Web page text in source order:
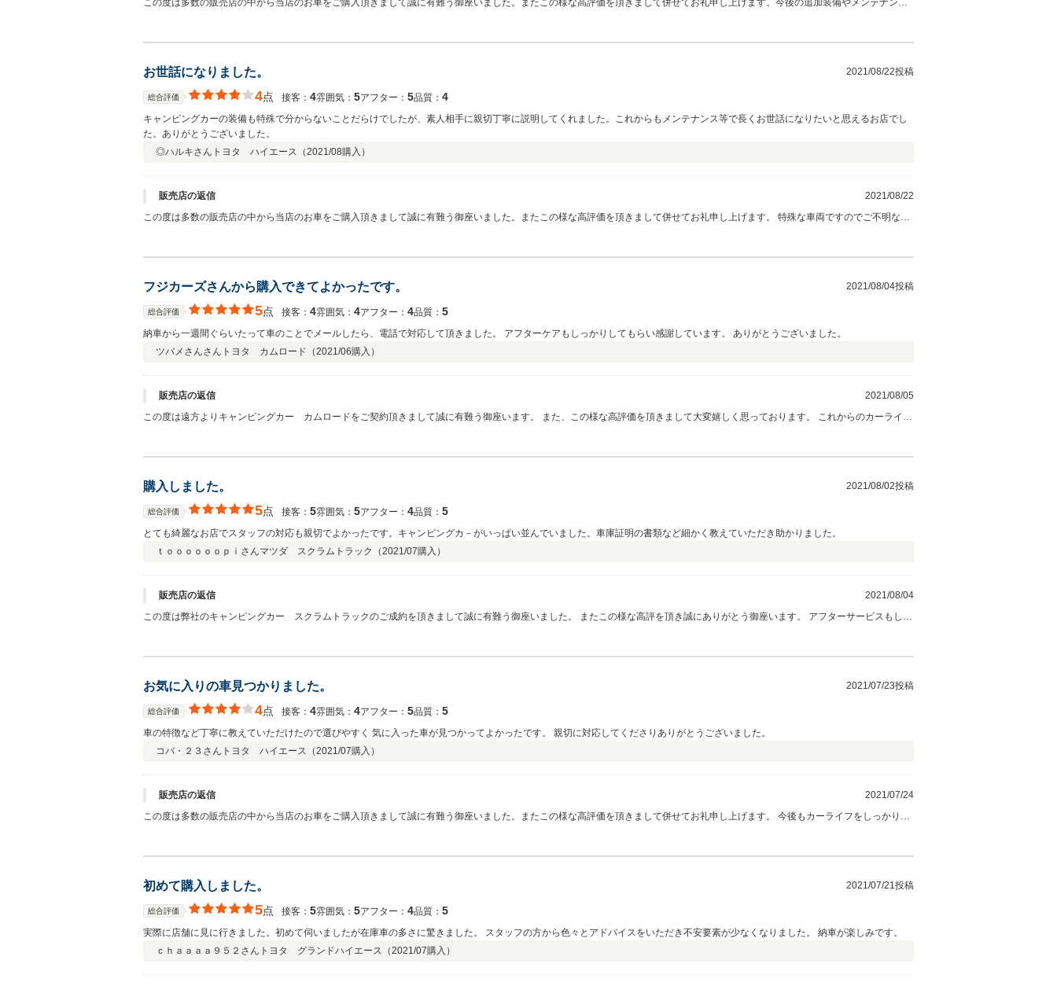
この度は多数の販売店の中から当店のお車をご購入頂きまして誠に有難う御座いました。またこの様な高評価を頂きまして併せてお礼申し上げます。今後の追加装備やメンテナンス
お世話になりました。 2021/08/22投稿
総合評価 4点 接客： 4雰囲気： 5アフター： 5品質： 4
キャンピングカーの装備も特殊で分からないことだらけでしたが、素人相手に親切丁寧に説明してくれました。これからもメンテナンス等で長くお世話になりたいと思えるお店でし
た。ありがとうございました。
◎ハルキさん トヨタ ハイエース（2021/08購入）
販売店の返信
2021/08/22
この度は多数の販売店の中から当店のお車をご購入頂きまして誠に有難う御座いました。またこの様な高評価を頂きまして併せてお礼申し上げます。 特殊な車両ですのでご不明な点
フジカーズさんから購入できてよかったです。 2021/08/04投稿
総合評価 5点 接客： 4雰囲気： 4アフター： 4品質： 5
納車から一週間ぐらいたって車のことでメールしたら、電話で対応して頂きました。 アフターケアもしっかりしてもらい感謝しています。 ありがとうございました。
ツバメさんさん トヨタ カムロード（2021/06購入）
販売店の返信
2021/08/05
この度は遠方よりキャンピングカー カムロードをご契約頂きまして誠に有難う御座います。 また、この様な高評価を頂きまして大変嬉しく思っております。 これからのカーライフ
購入しました。 2021/08/02投稿
総合評価 5点 接客： 5雰囲気： 5アフター： 4品質： 5
とても綺麗なお店でスタッフの対応も親切でよかったです。キャンピングカ－がいっぱい並んでいました。車庫証明の書類など細かく教えていただき助かりました。
ｔｏｏｏｏｏｏｐｉさんマツダ スクラムトラック（2021/07購入）
販売店の返信
2021/08/04
この度は弊社のキャンピングカー スクラムトラックのご成約を頂きまして誠に有難う御座いました。 またこの様な高評を頂き誠にありがとう御座います。 アフターサービスもしっ
お気に入りの車見つかりました。 2021/07/23投稿
総合評価 4点 接客： 4雰囲気： 4アフター： 5品質： 5
車の特徴など丁寧に教えていただけたので選びやすく 気に入った車が見つかってよかったです。 親切に対応してくださりありがとうございました。
コバ・２３さん トヨタ ハイエース（2021/07購入）
販売店の返信
2021/07/24
この度は多数の販売店の中から当店のお車をご購入頂きまして誠に有難う御座いました。またこの様な高評価を頂きまして併せてお礼申し上げます。 今後もカーライフをしっかりサ
初めて購入しました。 2021/07/21投稿
総合評価 5点 接客： 5雰囲気： 5アフター： 4品質： 5
実際に店舗に見に行きました。初めて伺いましたが在庫車の多さに驚きました。 スタッフの方から色々とアドバイスをいただき不安要素が少なくなりました。 納車が楽しみです。
ｃｈａａａａ９５２さん トヨタ グランドハイエース（2021/07購入）